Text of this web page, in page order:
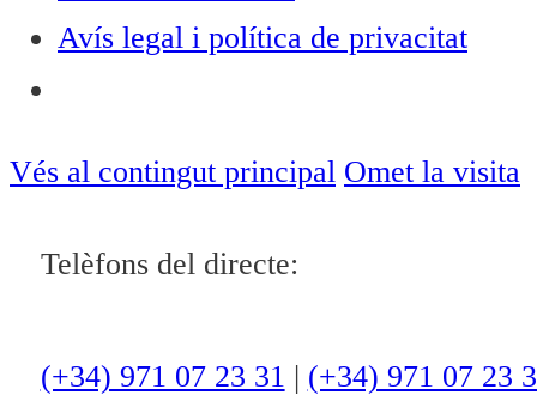
Avís legal i política de privacitat
Vés al contingut principal Omet la visita
Telèfons del directe:
(+34) 971 07 23 31 | (+34) 971 07 23
ACTUALITAT
OCI
ENTREVISTES